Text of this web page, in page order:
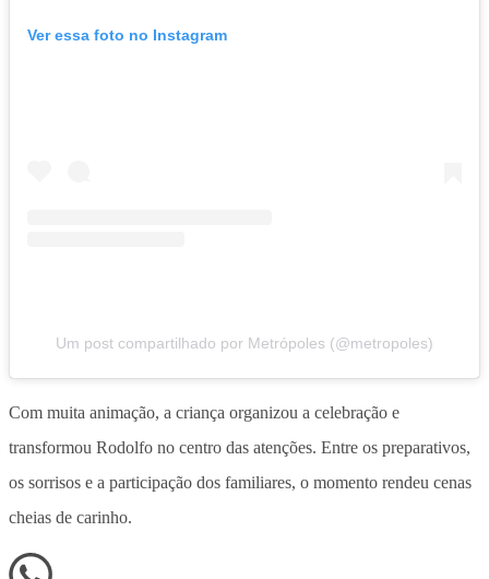
Ver essa foto no Instagram
Um post compartilhado por Metrópoles (@metropoles)
Com muita animação, a criança organizou a celebração e
transformou Rodolfo no centro das atenções. Entre os preparativos,
os sorrisos e a participação dos familiares, o momento rendeu cenas
cheias de carinho.